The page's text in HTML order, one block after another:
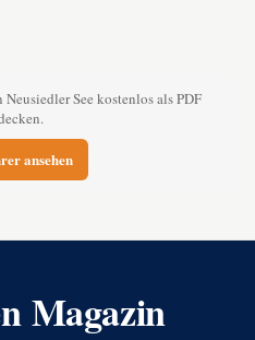
See kostenlos als PDF
ansehen
Magazin